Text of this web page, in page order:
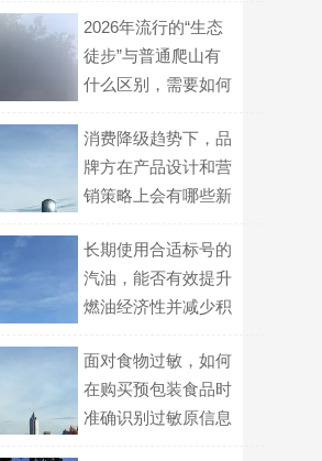
2026年流行的“生态
徒步”与普通爬山有
什么区别，需要如何
消费降级趋势下，品
牌方在产品设计和营
销策略上会有哪些新
长期使用合适标号的
汽油，能否有效提升
燃油经济性并减少积
面对食物过敏，如何
在购买预包装食品时
准确识别过敏原信息